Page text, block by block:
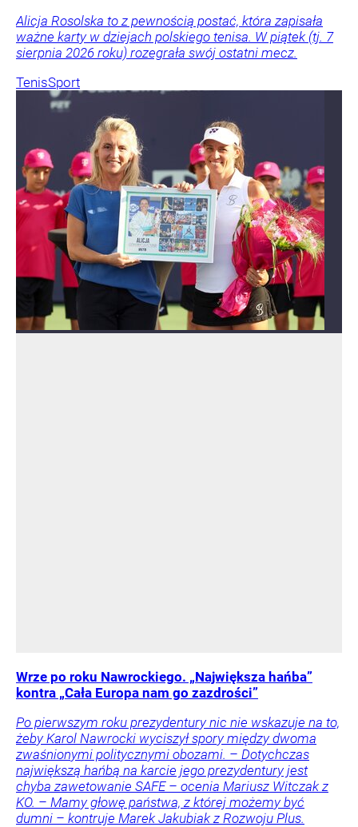
Alicja Rosolska to z pewnością postać, która zapisała
ważne karty w dziejach polskiego tenisa. W piątek (tj. 7
sierpnia 2026 roku) rozegrała swój ostatni mecz.
TenisSport
Wrze po roku Nawrockiego. „Największa hańba”
kontra „Cała Europa nam go zazdrości”
Po pierwszym roku prezydentury nic nie wskazuje na to,
żeby Karol Nawrocki wyciszył spory między dwoma
zwaśnionymi politycznymi obozami. – Dotychczas
największą hańbą na karcie jego prezydentury jest
chyba zawetowanie SAFE – ocenia Mariusz Witczak z
KO. – Mamy głowę państwa, z której możemy być
dumni – kontruje Marek Jakubiak z Rozwoju Plus.